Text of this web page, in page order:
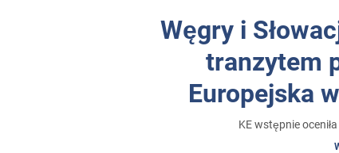
Węgry i
tranzytem
Europejska
KE wstępnie